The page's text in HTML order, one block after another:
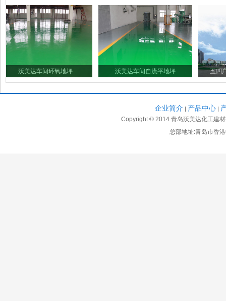
1 2
沃美达车间环氧地坪 沃美达车间自流平地坪 五四广
企业简介 | 产品中心|
Copyright © 2014 青岛沃美达化工建
总部地址:青岛市香